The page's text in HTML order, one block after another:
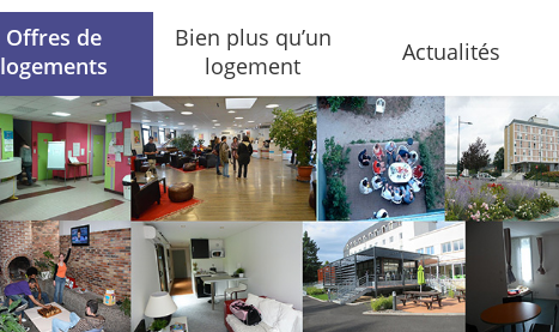
Offres de
logements
Bien plus qu’un
logement
Actualités